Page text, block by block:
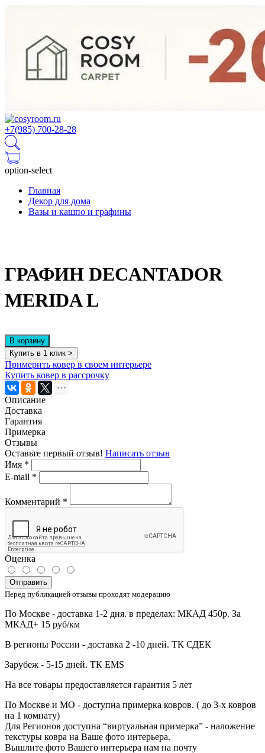
+7(985) 700-28-28
option-select
Главная
Декор для дома
Вазы и кашпо и графины
ГРАФИН DECANTADOR
MERIDA L
В корзину
Купить в 1 клик >
Примерить ковер в своем интерьере
Купить ковер в рассрочку
Описание
Доставка
Гарантия
Примерка
Отзывы
Оставьте первый отзыв! Написать отзыв
Имя *
E-mail *
Комментарий *
Оценка
Отправить
Перед публикацией отзывы проходят модерацию
По Москве - доставка 1-2 дня. в пределах: МКАД 450р. За
МКАД+ 15 руб/км
В регионы России - доставка 2 -10 дней. ТК СДЕК
Зарубеж - 5-15 дней. ТК EMS
На все товары предоставляется гарантия 5 лет
По Москве и МО - доступна примерка ковров. ( до 3-х ковров
на 1 комнату)
Для Регионов доступна “виртуальная примерка” - наложение
текстуры ковра на Ваше фото интерьера.
Вышлите фото Вашего интерьера нам на почту